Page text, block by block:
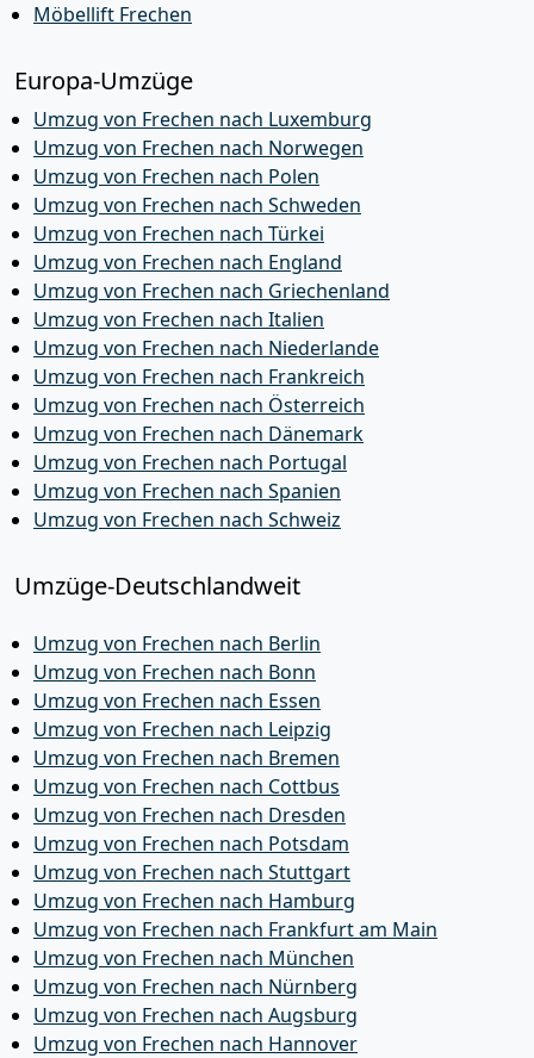
Möbellift Frechen
Europa-Umzüge
Umzug von Frechen nach Luxemburg
Umzug von Frechen nach Norwegen
Umzug von Frechen nach Polen
Umzug von Frechen nach Schweden
Umzug von Frechen nach Türkei
Umzug von Frechen nach England
Umzug von Frechen nach Griechenland
Umzug von Frechen nach Italien
Umzug von Frechen nach Niederlande
Umzug von Frechen nach Frankreich
Umzug von Frechen nach Österreich
Umzug von Frechen nach Dänemark
Umzug von Frechen nach Portugal
Umzug von Frechen nach Spanien
Umzug von Frechen nach Schweiz
Umzüge-Deutschlandweit
Umzug von Frechen nach Berlin
Umzug von Frechen nach Bonn
Umzug von Frechen nach Essen
Umzug von Frechen nach Leipzig
Umzug von Frechen nach Bremen
Umzug von Frechen nach Cottbus
Umzug von Frechen nach Dresden
Umzug von Frechen nach Potsdam
Umzug von Frechen nach Stuttgart
Umzug von Frechen nach Hamburg
Umzug von Frechen nach Frankfurt am Main
Umzug von Frechen nach München
Umzug von Frechen nach Nürnberg
Umzug von Frechen nach Augsburg
Umzug von Frechen nach Hannover